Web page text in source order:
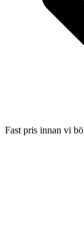
Fast pris innan vi